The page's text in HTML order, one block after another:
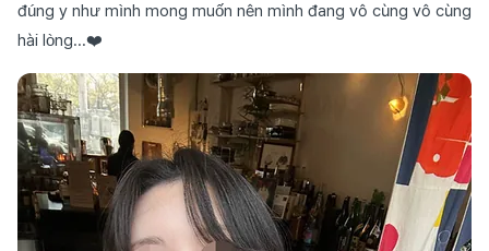
đúng y như mình mong muốn nên mình đang vô cùng vô cùng
hài lòng...❤️